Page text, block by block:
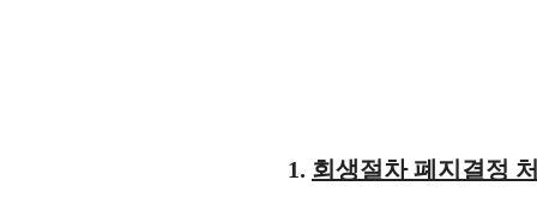
1. 회생절차 폐지결정